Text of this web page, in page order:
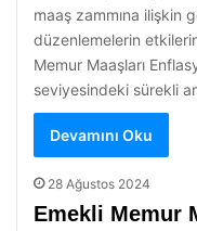
maaş zammına ilişkin
düzenlemelerin
Memur Maaşları
seviyesindeki sürekli
Devamını Oku
28 Ağustos 2024
Emekli Memur